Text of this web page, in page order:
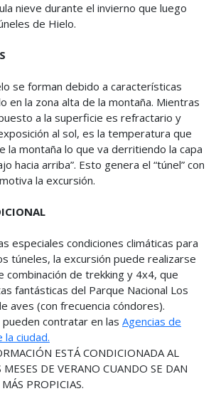
nieve durante el invierno que luego
de Hielo.
se forman debido a características
en la zona alta de la montaña. Mientras
a la superficie es refractario y
al sol, es la temperatura que
la montaña lo que va derritiendo la capa
hacia arriba”. Esto genera el “túnel” con
la excursión.
especiales condiciones climáticas para
túneles, la excursión puede realizarse
combinación de trekking y 4x4, que
fantásticas del Parque Nacional Los
aves (con frecuencia cóndores).
contratar en las Agencias de
ciudad.
ESTÁ CONDICIONADA AL
DE VERANO CUANDO SE DAN
PROPICIAS.